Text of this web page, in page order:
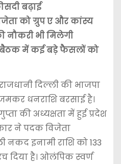
बढ़ाई
को ग्रुप ए और कांस्य
नौकरी भी मिलेगी
बैठक में कई बड़े फैसलों को
दिल्ली की भाजपा
धनराशि बरसाई है।
की अध्यक्षता में हुई प्रदेश
ने पदक विजेता
नकद इनामी राशि को 133
दिया है। ओलंपिक स्वर्ण